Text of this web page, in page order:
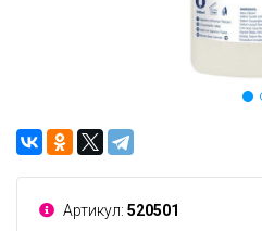
Артикул: 520501